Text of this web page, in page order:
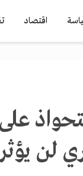
اقتصاد
لن